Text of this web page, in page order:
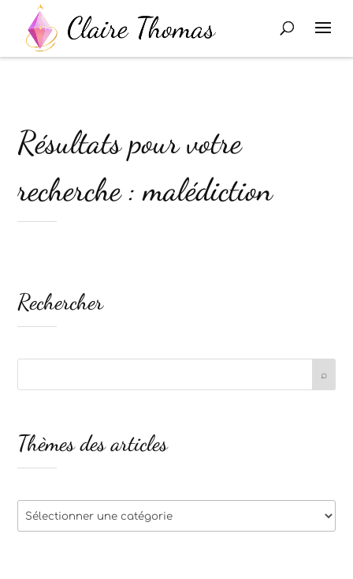
Résultats pour votre
recherche : malédiction
Rechercher
Thèmes des articles
Thèmes
des